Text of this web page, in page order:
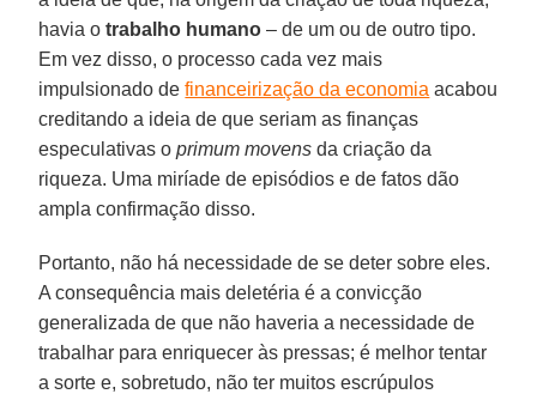
havia otrabalho humano – de um ou de outro tipo.
Em vez disso, o processo cada vez mais
impulsionado definanceirização da economia acabou
creditando a ideia de que seriam as finanças
especulativas oprimum movens da criação da
riqueza. Uma miríade de episódios e de fatos dão
ampla confirmação disso.
Portanto, não há necessidade de se deter sobre eles.
A consequência mais deletéria é a convicção
generalizada de que não haveria a necessidade de
trabalhar para enriquecer às pressas; é melhor tentar
a sorte e, sobretudo, não ter muitos escrúpulos